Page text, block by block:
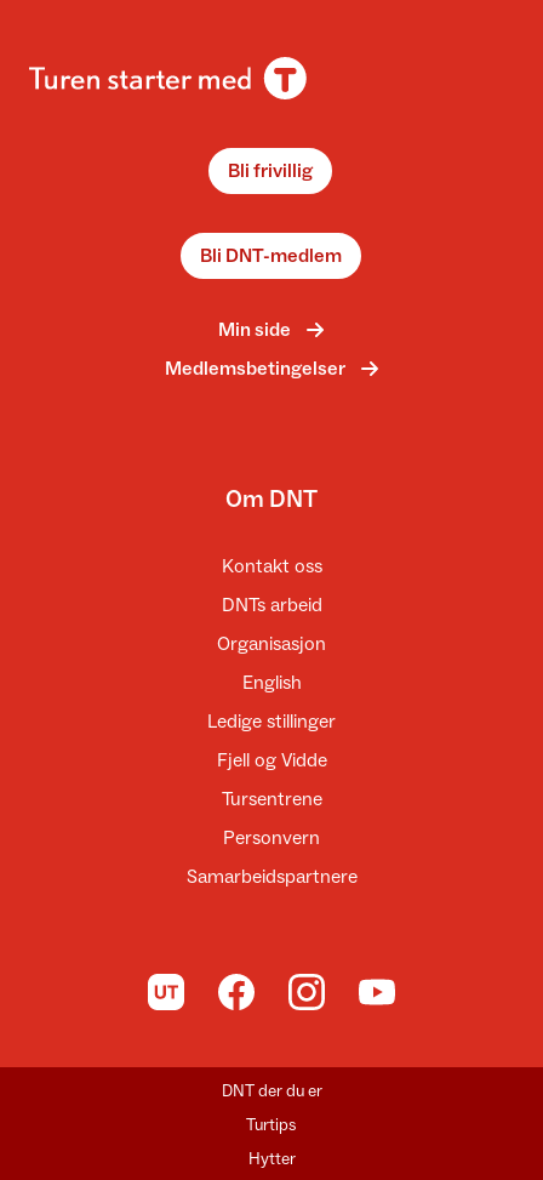
Bli frivillig
Bli DNT-medlem
Min side
Medlemsbetingelser
Om DNT
Kontakt oss
DNTs arbeid
Organisasjon
English
Ledige stillinger
Fjell og Vidde
Tursentrene
Personvern
Samarbeidspartnere
Til UT.no Til DNT på Facebook
Til DNT på Instagram
Til DNT på YouTube
DNT der du er
Turtips
Hytter